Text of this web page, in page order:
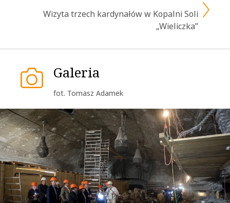
Wizyta trzech kardynałów w Kopalni Soli
„Wieliczka”
Galeria
fot. Tomasz Adamek